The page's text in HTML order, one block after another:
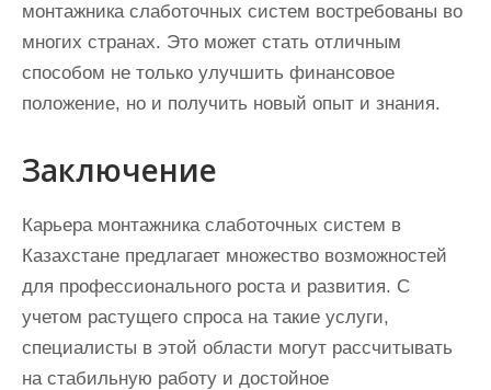
монтажника слаботочных систем востребованы во
многих странах. Это может стать отличным
способом не только улучшить финансовое
положение, но и получить новый опыт и знания.
Заключение
Карьера монтажника слаботочных систем в
Казахстане предлагает множество возможностей
для профессионального роста и развития. С
учетом растущего спроса на такие услуги,
специалисты в этой области могут рассчитывать
на стабильную работу и достойное